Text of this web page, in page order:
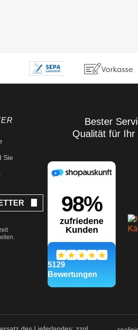
Bester
Qualität für Ihr
Sie